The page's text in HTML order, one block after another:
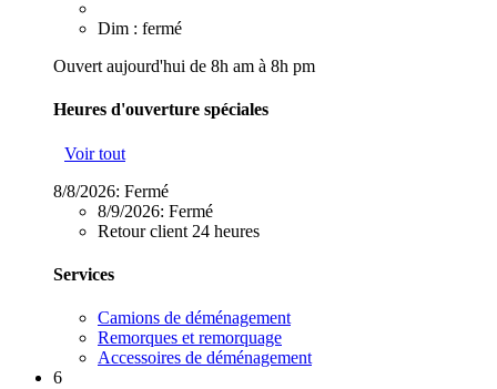
Dim : fermé
Ouvert aujourd'hui de 8h am à 8h pm
Heures d'ouverture spéciales
Voir tout
8/8/2026: Fermé
8/9/2026: Fermé
Retour client 24 heures
Services
Camions de déménagement
Remorques et remorquage
Accessoires de déménagement
6